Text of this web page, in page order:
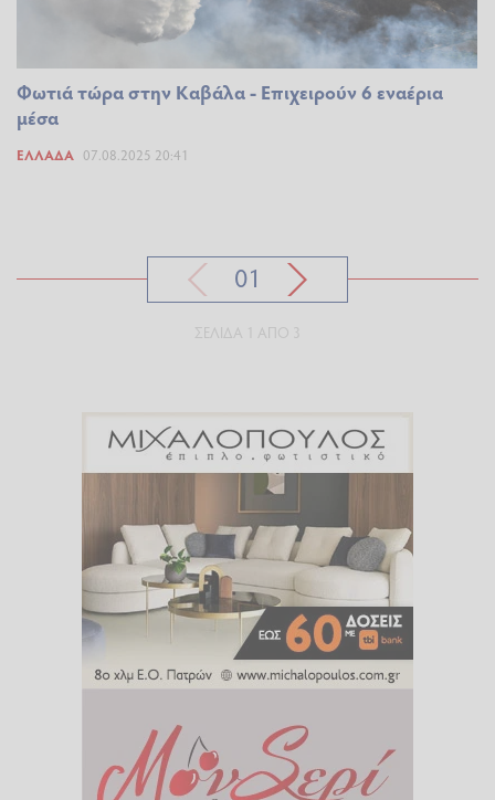
Φωτιά τώρα στην Καβάλα - Επιχειρούν 6 εναέρια
μέσα
ΕΛΛΆΔΑ 07.08.2025 20:41
01
ΣΕΛΊΔΑ 1 ΑΠΌ 3